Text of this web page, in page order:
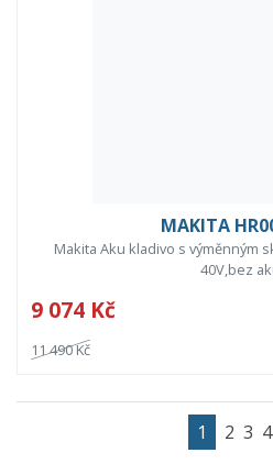
MAKITA
Makita Aku kladivo s výměnným
40V,bez
9 074 Kč
11 490 Kč
1 2 3 4